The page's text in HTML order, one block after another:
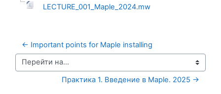
LECTURE_001_Maple_2024.mw
← Important points for Maple installing
Перейти на...
Практика 1. Введение в Maple. 2025 →